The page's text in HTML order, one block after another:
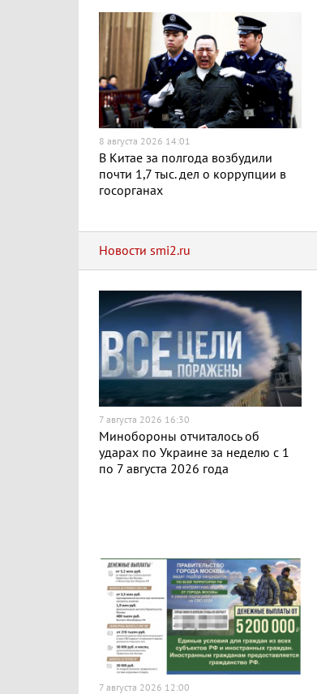
8 августа 2026 14:01
В Китае за полгода возбудили
почти 1,7 тыс. дел о коррупции в
госорганах
Новости smi2.ru
7 августа 2026 16:30
Минобороны отчиталось об
ударах по Украине за неделю с 1
по 7 августа 2026 года
7 августа 2026 12:00